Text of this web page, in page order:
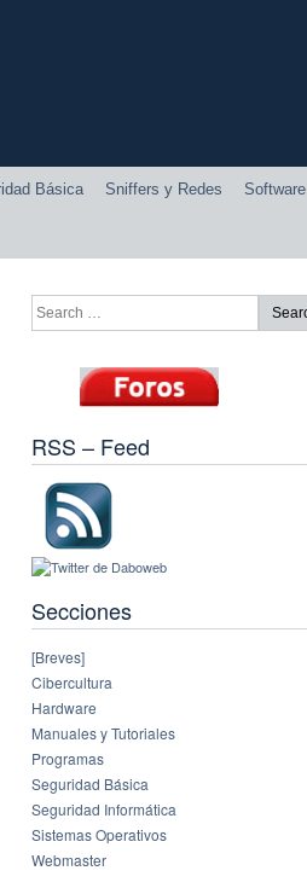
Básica Sniffers y Redes Software
RSS – Feed
Secciones
[Breves]
Cibercultura
Hardware
Manuales y Tutoriales
Programas
Seguridad Básica
Seguridad Informática
Sistemas Operativos
Webmaster